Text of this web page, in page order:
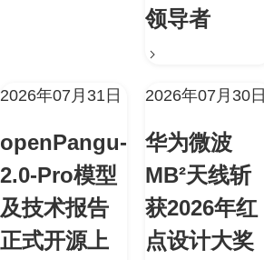
领导者
2026年07月31日
openPangu-
2.0-Pro模型
及技术报告
正式开源上
2026年07月30日
华为微波
MB²天线斩
获2026年红
点设计大奖